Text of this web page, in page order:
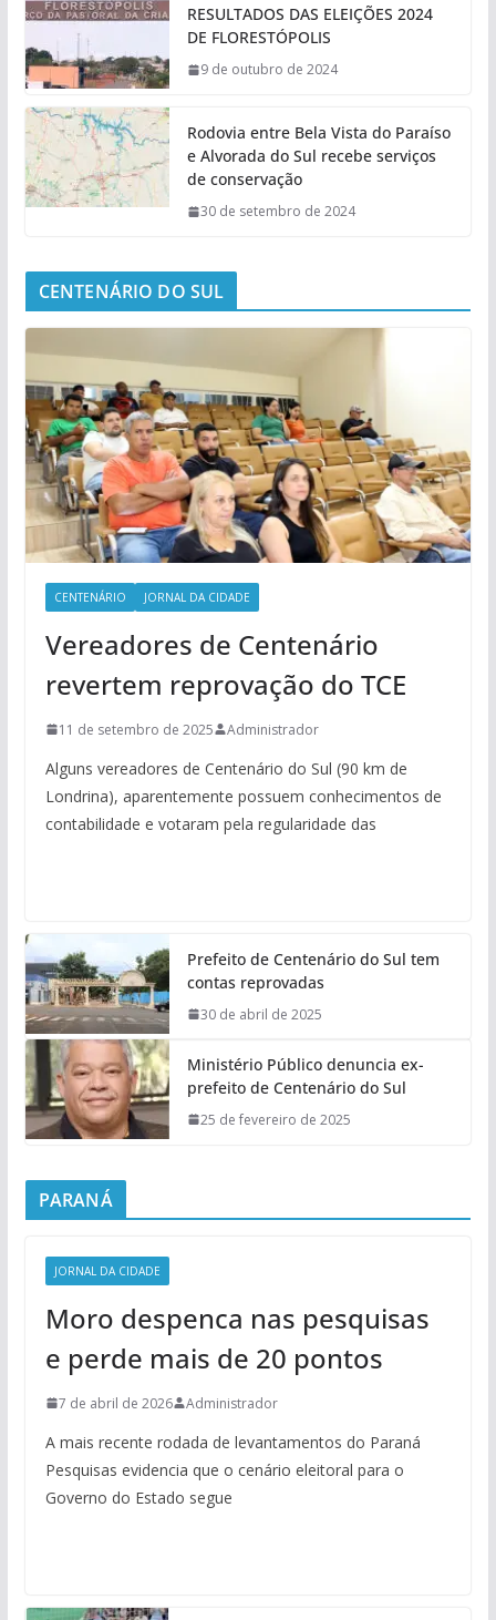
RESULTADOS DAS ELEIÇÕES 2024
DE FLORESTÓPOLIS
9 de outubro de 2024
Rodovia entre Bela Vista do Paraíso
e Alvorada do Sul recebe serviços
de conservação
30 de setembro de 2024
CENTENÁRIO DO SUL
CENTENÁRIO JORNAL DA CIDADE
Vereadores de Centenário
revertem reprovação do TCE
11 de setembro de 2025 Administrador
Alguns vereadores de Centenário do Sul (90 km de
Londrina), aparentemente possuem conhecimentos de
contabilidade e votaram pela regularidade das
Prefeito de Centenário do Sul tem
contas reprovadas
30 de abril de 2025
Ministério Público denuncia ex-
prefeito de Centenário do Sul
25 de fevereiro de 2025
PARANÁ
JORNAL DA CIDADE
Moro despenca nas pesquisas
e perde mais de 20 pontos
7 de abril de 2026 Administrador
A mais recente rodada de levantamentos do Paraná
Pesquisas evidencia que o cenário eleitoral para o
Governo do Estado segue